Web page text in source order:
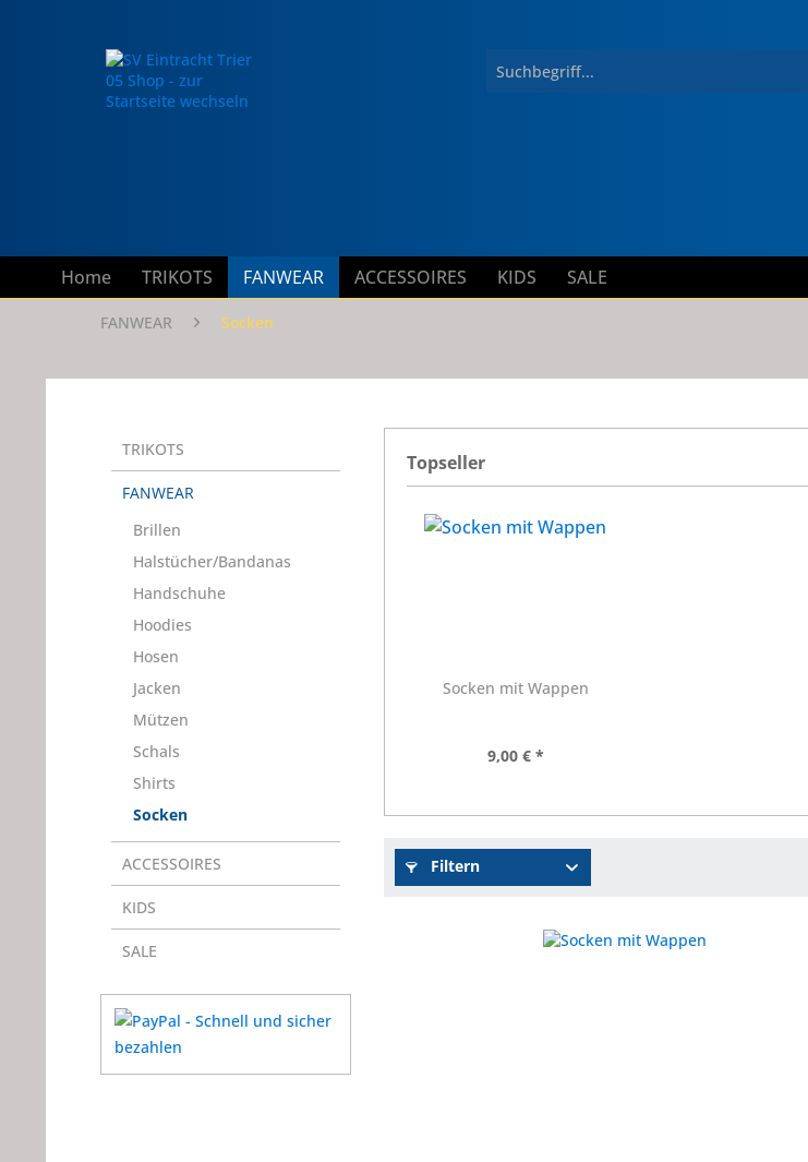
Home TRIKOTS FANWEAR ACCESSOIRES KIDS SALE
FANWEAR Socken
TRIKOTS
FANWEAR
Brillen
Halstücher/Bandanas
Handschuhe
Hoodies
Hosen
Jacken
Mützen
Schals
Shirts
Socken
ACCESSOIRES
KIDS
SALE
Topseller
Socken mit Wappen
9,00 € *
Filtern